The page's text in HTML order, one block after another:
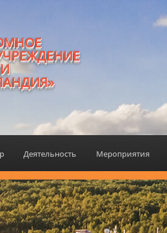
Деятельность Мероприятия